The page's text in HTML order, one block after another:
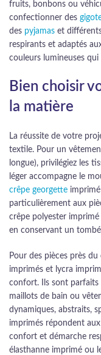
fruits, bonbons ou
confectionner des
des pyjamas et
respirants et adaptés
couleurs lumineuses qui
Bien choisir
la matière
La réussite de votre
textile. Pour un
longue), privilégiez les
léger accompagne le
crêpe georgette
particulièrement aux
crêpe polyester
en conservant un
Pour des pièces près
imprimés et lycra
confort. Ils sont parfaits
maillots de bain ou
dynamiques, abstraits,
imprimés répondent
confort et démarche
élasthanne imprimé ou